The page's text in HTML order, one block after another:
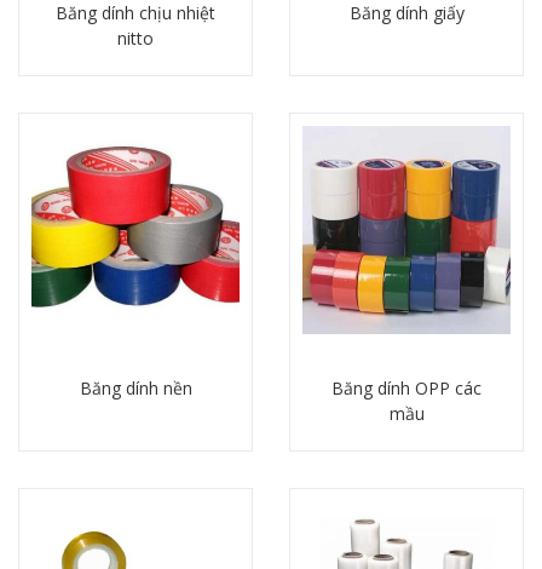
Băng dính chịu nhiệt
nitto
Băng dính giấy
Băng dính nền
Băng dính OPP các
mầu